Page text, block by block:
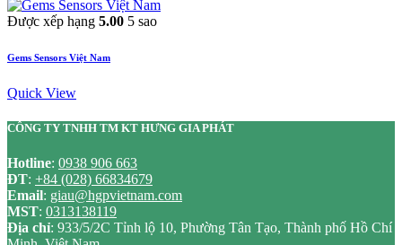
Được xếp hạng 5.00 5 sao
Gems Sensors Việt Nam
Quick View
CÔNG TY TNHH TM KT HƯNG GIA PHÁT
Hotline: 0938 906 663
ĐT: +84 (028) 66834679
Email: giau@hgpvietnam.com
MST: 0313138119
Địa chỉ: 933/5/2C Tỉnh lộ 10, Phường Tân Tạo, Thành phố Hồ Chí